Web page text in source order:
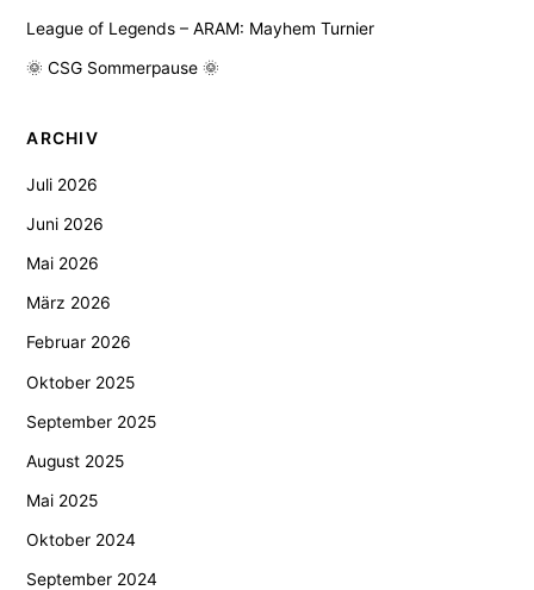
League of Legends – ARAM: Mayhem Turnier
🌞 CSG Sommerpause 🌞
ARCHIV
Juli 2026
Juni 2026
Mai 2026
März 2026
Februar 2026
Oktober 2025
September 2025
August 2025
Mai 2025
Oktober 2024
September 2024